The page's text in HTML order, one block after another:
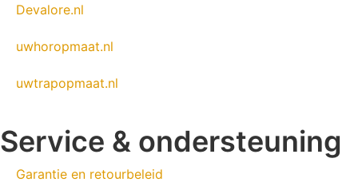
Devalore.nl
uwhoropmaat.nl
uwtrapopmaat.nl
Service & ondersteuning
Garantie en retourbeleid